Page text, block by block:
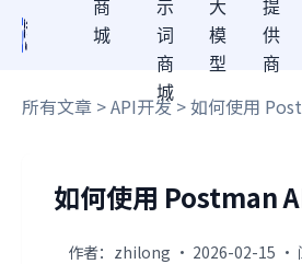
商
城
示
词
商
城
大
模
型
提
供
商
所有文章 >API开发> 如何使用
如何使用 Postman
作者：zhilong · 2026-02-15 ·